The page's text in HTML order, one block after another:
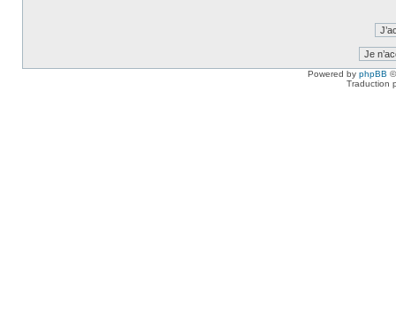
Powered by phpBB
Traduction